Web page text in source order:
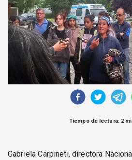
ARCHIVO
OPINIÓN
ALTAMIRA
Política Obrera
Tiempo de lectura: 2
Gabriela Carpineti, directora